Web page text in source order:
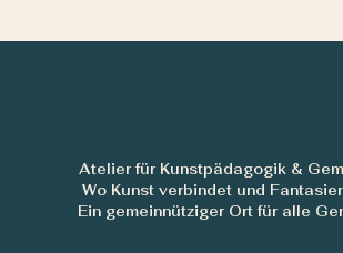
Atelier für Kunstpädagogik &
Wo Kunst verbindet und
Ein gemeinnütziger Ort für alle